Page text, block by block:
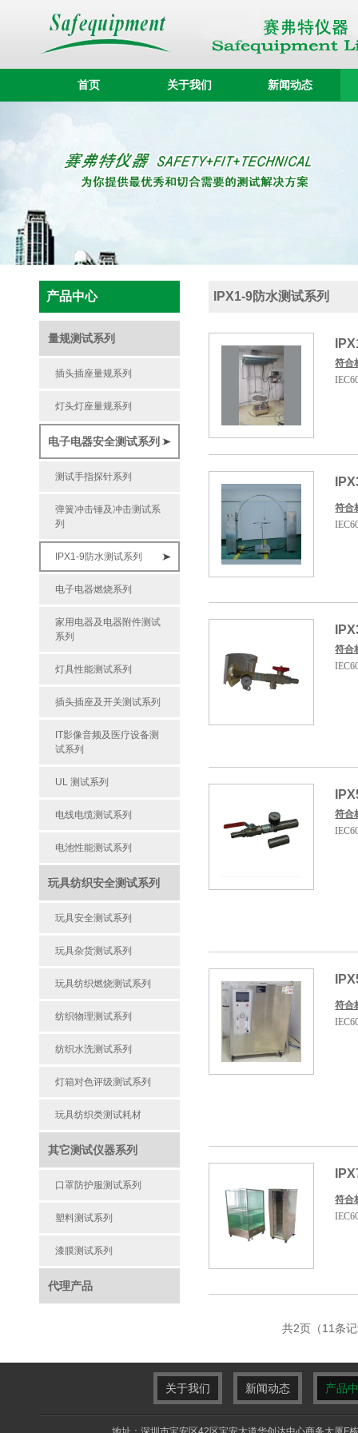
首页 关于我们 新闻动态
产品中心
量规测试系列
插头插座量规系列
灯头灯座量规系列
电子电器安全测试系列
测试手指探针系列
弹簧冲击锤及冲击测试系
列
IPX1-9防水测试系列
电子电器燃烧系列
家用电器及电器附件测试
系列
灯具性能测试系列
插头插座及开关测试系列
IT影像音频及医疗设备测
试系列
UL 测试系列
电线电缆测试系列
电池性能测试系列
玩具纺织安全测试系列
玩具安全测试系列
玩具杂货测试系列
玩具纺织燃烧测试系列
纺织物理测试系列
纺织水洗测试系列
灯箱对色评级测试系列
玩具纺织类测试耗材
其它测试仪器系列
口罩防护服测试系列
塑料测试系列
漆膜测试系列
代理产品
IPX1-9防水测试系列
符合
符合
符合
符合
符合
符合
共2页（11条
关于我们 新闻动态 产品